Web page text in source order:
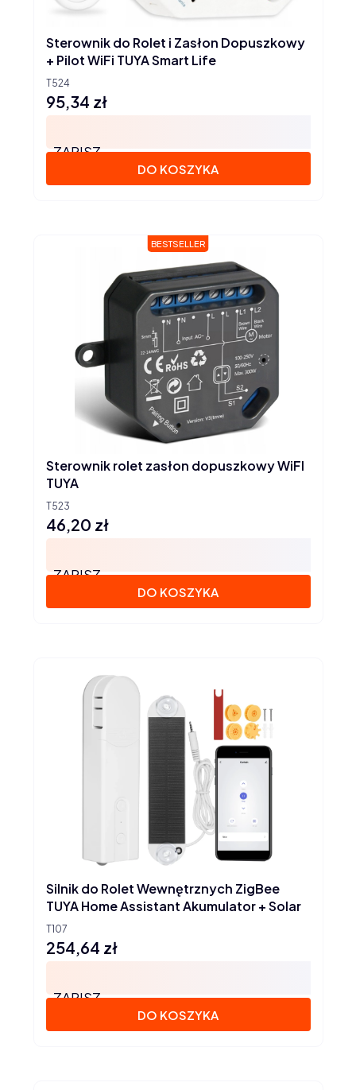
T524
Sterownik do Rolet i Zasłon Dopuszkowy
+ Pilot WiFi TUYA Smart Life
Cena
95,34 zł
ZAPISZ
DO KOSZYKA
BESTSELLER
T523
Sterownik rolet zasłon dopuszkowy WiFI
TUYA
Cena
46,20 zł
ZAPISZ
DO KOSZYKA
T107
Silnik do Rolet Wewnętrznych ZigBee
TUYA Home Assistant Akumulator + Solar
Cena
254,64 zł
ZAPISZ
DO KOSZYKA